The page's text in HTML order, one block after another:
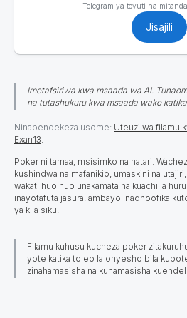
Telegram ya tovuti na
Jisajili
Imetafsiriwa kwa msaada wa AI.
na tutashukuru kwa msaada wako
Ninapendekeza usome: Uteuzi wa filamu
Exan13
Poker ni tamaa, msisimko na hatari.
kushindwa na mafanikio, umaskini na
wakati huo huo unakamata na kuachilia
inayotafuta jasura, ambayo inadhoofika
ya kila siku.
Filamu kuhusu kucheza poker
yote katika toleo la onyesho bila
zinahamasisha na kuhamasisha